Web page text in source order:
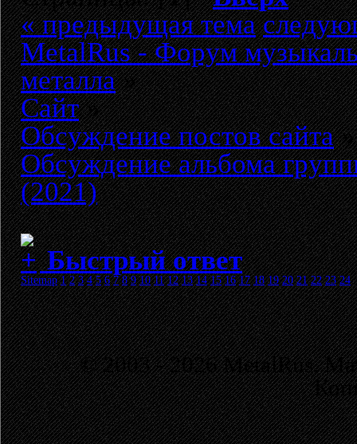
« предыдущая тема
MetalRus - Форум
металла»
Сайт»
Обсуждение постов сайта»
Обсуждение альбома
(2021)
Быстрый ответ
Sitemap 1 2 3 4 5 6 7 8 9 10 11 12 13 14 15 16 17 18 19 20 21 22 23 24
© 2003 - 2026 MetalRus.